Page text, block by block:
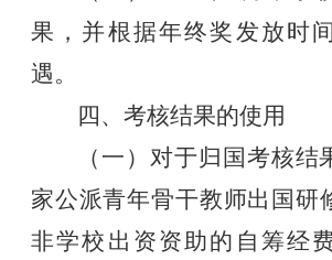
果，并根据年终奖发放时
遇。
四、考核结果的使用
（一）对于归国考核结
家公派青年骨干教师出国研
非学校出资资助的自筹经